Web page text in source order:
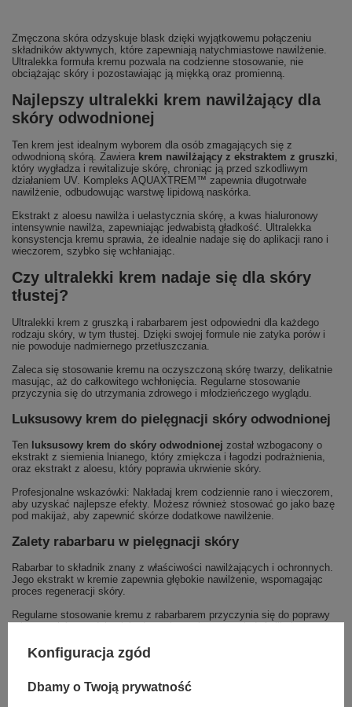
Zmęczona skóra odzyskuje blask dzięki wyjątkowemu połączeniu
składników aktywnych, które zapewniają natychmiastowe nawilżenie.
Ultralekka formuła kremu pozwala na codzienne stosowanie, nie
obciążając skóry i pozostawiając ją miękką oraz promienną.
Najlepszy ultralekki krem nawilżający dla
skóry odwodnionej
Ten krem jest idealnym wyborem dla osób zmagających się z
odwodnioną skórą. Zawiera krem nawilżający z ekstraktem z gruszki,
który wygładza i rewitalizuje skórę, chroniąc ją przed szkodliwym
działaniem UV. Kompleks AQUAXTREM™ zapewnia długotrwałe
nawilżenie, odbudowując warstwę lipidową naskórka.
Ekstrakt z aloesu nawilża i uelastycznia skórę, a kwas hialuronowy
intensywnie nawilża, zapewniając jedwabistą gładkość. Ultralekka
konsystencja kremu sprawia, że idealnie nadaje się do aplikacji rano i
wieczorem, szybko się wchłaniając.
Czy ultralekki krem nadaje się dla skóry
tłustej?
Ultralekki krem z gruszką i rabarbarem jest odpowiedni dla każdego
rodzaju skóry, w tym tłustej. Dzięki swojej formule nie zatyka porów i
nie powoduje nadmiernego przetłuszczania.
Zaleca się stosowanie kremu na oczyszczoną skórę twarzy, delikatnie
masując, aż do całkowitego wchłonięcia. Regularne stosowanie
przyczynia się do utrzymania zdrowego i młodzieńczego wyglądu.
Luksusowy krem do pielęgnacji skóry odwodnionej
Ten luksusowy krem do skóry odwodnionej został wzbogacony o
ekstrakt z siemienia lnianego, który zmiękcza i łagodzi podrażnienia,
oraz ekstrakt z aloesu, który poprawia ukrwienie skóry.
Profesjonalne wskazówki: Nakładaj krem codziennie rano i wieczorem,
aby uzyskać najlepsze efekty. Możesz również stosować go jako bazę
pod makijaż, aby zapewnić skórze dodatkowe nawilżenie.
Zalety rabarbaru w pielęgnacji skóry
Rabarbar to składnik znany z właściwości nawilżających i ochronnych.
Jego ekstrakt w kremie zapewnia głębokie nawilżenie, wspomagając
proces regeneracji skóry.
Regularne stosowanie kremu z rabarbarem przyczynia się do poprawy
tekstury skóry, nadając jej zdrowy i promienny wygląd. Aplikuj
Podsumowując, Apis Professional Hydro Evolution to idealne
obciążania skóry. Dzięki unikalnej formule, Twoja skóra będzie
wyglądać młodo i zdrowo.
Konfiguracja zgód
Dbamy o Twoją prywatność